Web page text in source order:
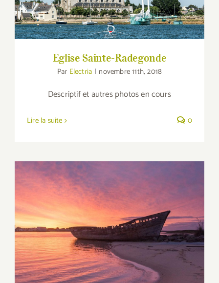
Eglise Sainte-Radegonde
Eglise Sainte-Radegonde
Par Electria | novembre 11th, 2018
Descriptif et autres photos en cours
Lire la suite 0
Galerie des Carcasses Magnifiques au
Levant